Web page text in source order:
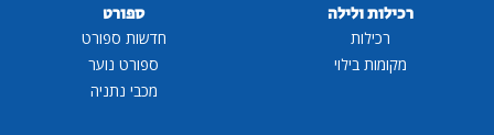
רכילות ולילה
רכילות
מקומות בילוי
ספורט
חדשות ספורט
ספורט נוער
מכבי נתניה